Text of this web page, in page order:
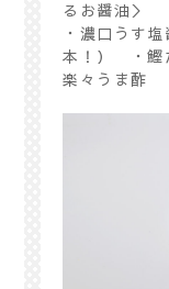
るお醤油＞
・濃口うす
本！） ・鰹
楽々うま酢